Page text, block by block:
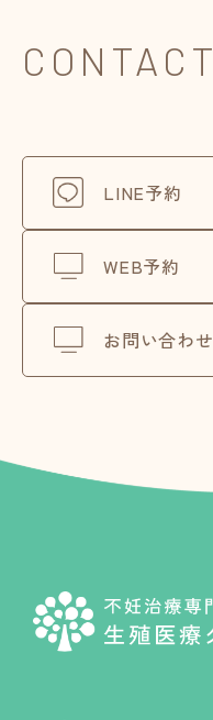
CONTACT
LINE予約
WEB予約
お問い合わせ